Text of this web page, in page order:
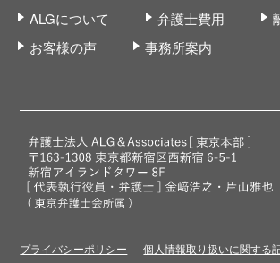
ALGについて
弁護士費用
お客様の声
事務所案内
プライバシーポリシー 個人情報取り扱いに関する